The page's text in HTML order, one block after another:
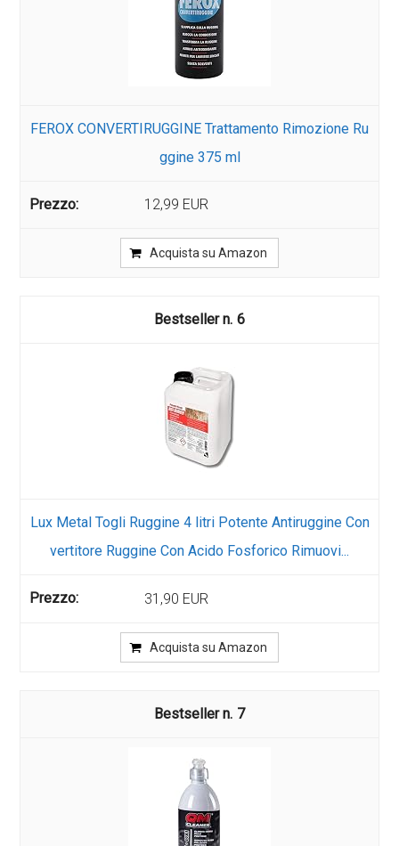
FEROX CONVERTIRUGGINE Trattamento Rimozione Ru
ggine 375 ml
12,99 EUR
Acquista su Amazon
6
Lux Metal Togli Ruggine 4 litri Potente Antiruggine Con
vertitore Ruggine Con Acido Fosforico Rimuovi...
31,90 EUR
Acquista su Amazon
7